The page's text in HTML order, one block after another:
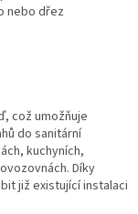
nebo dřez
což umožňuje
do sanitární
kuchyních,
Díky
již existující instalaci